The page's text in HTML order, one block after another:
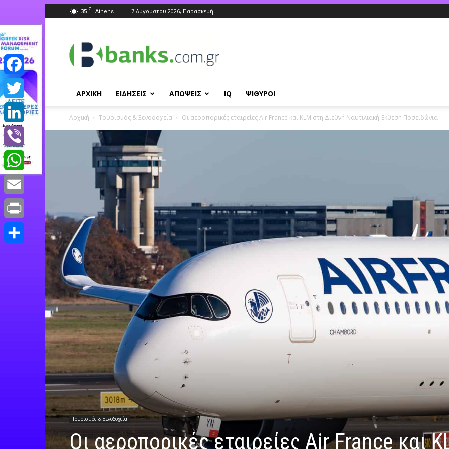
35 C Athens 7 Αυγούστου 2026, Παρασκευή
ΑΡΧΙΚΗ ΕΙΔΗΣΕΙΣ ΑΠΟΨΕΙΣ IQ ΨΙΘΥΡΟΙ
Αρχική Τουρισμός & Ξενοδοχεία Οι αεροπορικές εταιρείες Air France και KLM στη Διεθνή Ναυτιλιακή Έκθεση Ποσειδώνια
Τουρισμός & Ξενοδοχεία
Οι αεροπορικές εταιρείες Air France και
Facebook
Twitter
LinkedIn
Viber
WhatsApp
Email
Print
Μοιραστείτε